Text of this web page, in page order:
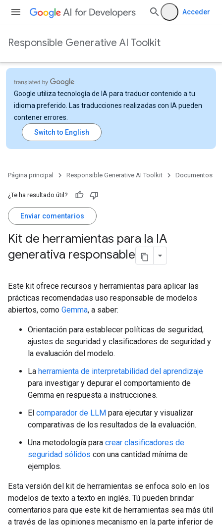
Acceder
Responsible Generative AI Toolkit
Google utiliza tecnología de IA para traducir contenido a tu
idioma preferido. Las traducciones realizadas con IA pueden
contener errores.
Página principal Responsible Generative AI Toolkit Documentos
¿Te ha resultado útil?
Enviar comentarios
Kit de herramientas para la IA
generativa responsable
Este kit ofrece recursos y herramientas para aplicar las
prácticas recomendadas uso responsable de modelos
abiertos, como Gemma, a saber:
Orientación para establecer políticas de seguridad,
ajustes de seguridad y clasificadores de seguridad y
la evaluación del modelo.
La herramienta de interpretabilidad del aprendizaje
para investigar y depurar el comportamiento de
Gemma en respuesta a instrucciones.
El comparador de LLM para ejecutar y visualizar
comparativas de los resultados de la evaluación.
Una metodología para crear clasificadores de
seguridad sólidos con una cantidad mínima de
ejemplos.
Esta versión del kit de herramientas se enfoca solo en los
modelos de texto a texto en inglés. Tú pueden brindar
comentarios para que este kit de herramientas sea más útil
a través de las opiniones mecanismo en la parte inferior de